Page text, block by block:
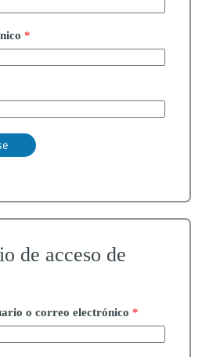
*
de acceso de
o correo electrónico *